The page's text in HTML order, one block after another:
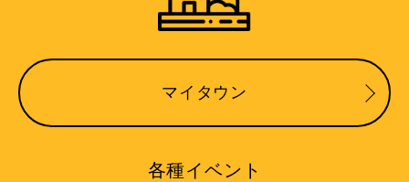
マイタウン
各種イベント